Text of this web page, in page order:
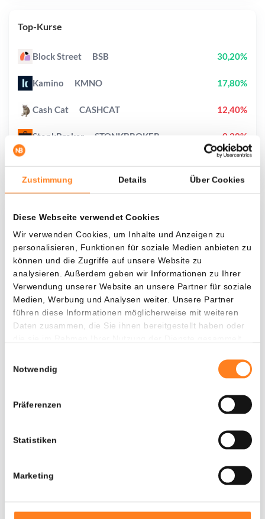
Zustimmung Details Über Cookies
Diese Webseite verwendet Cookies
Wir verwenden Cookies, um Inhalte und Anzeigen zu
personalisieren, Funktionen für soziale Medien anbieten zu
können und die Zugriffe auf unsere Website zu
analysieren. Außerdem geben wir Informationen zu Ihrer
Verwendung unserer Website an unsere Partner für soziale
Medien, Werbung und Analysen weiter. Unsere Partner
führen diese Informationen möglicherweise mit weiteren
Daten zusammen, die Sie ihnen bereitgestellt haben oder
Notwendig
Präferenzen
Statistiken
Marketing
Zie hoeveel waarde je vandaag zou hebben als
je dollar-cost averaging had toegepast op
verschillende cryptocurrencies.
Hätte investiert In
$
Gesamtwert
Voor de geselecteerde coin zijn momenteel geen
Top-Kurse
Block Street BSB 30,20%
Kamino KMNO 17,80%
Cash Cat CASHCAT 12,40%
StonkBroker STONKBROKER 0,20%